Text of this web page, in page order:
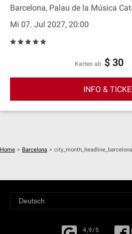
Barcelona, Palau de la Música
Mi 07. Jul 2027, 20:00
Karten ab $ 30
INFO &
Home > Barcelona >
4,9/5